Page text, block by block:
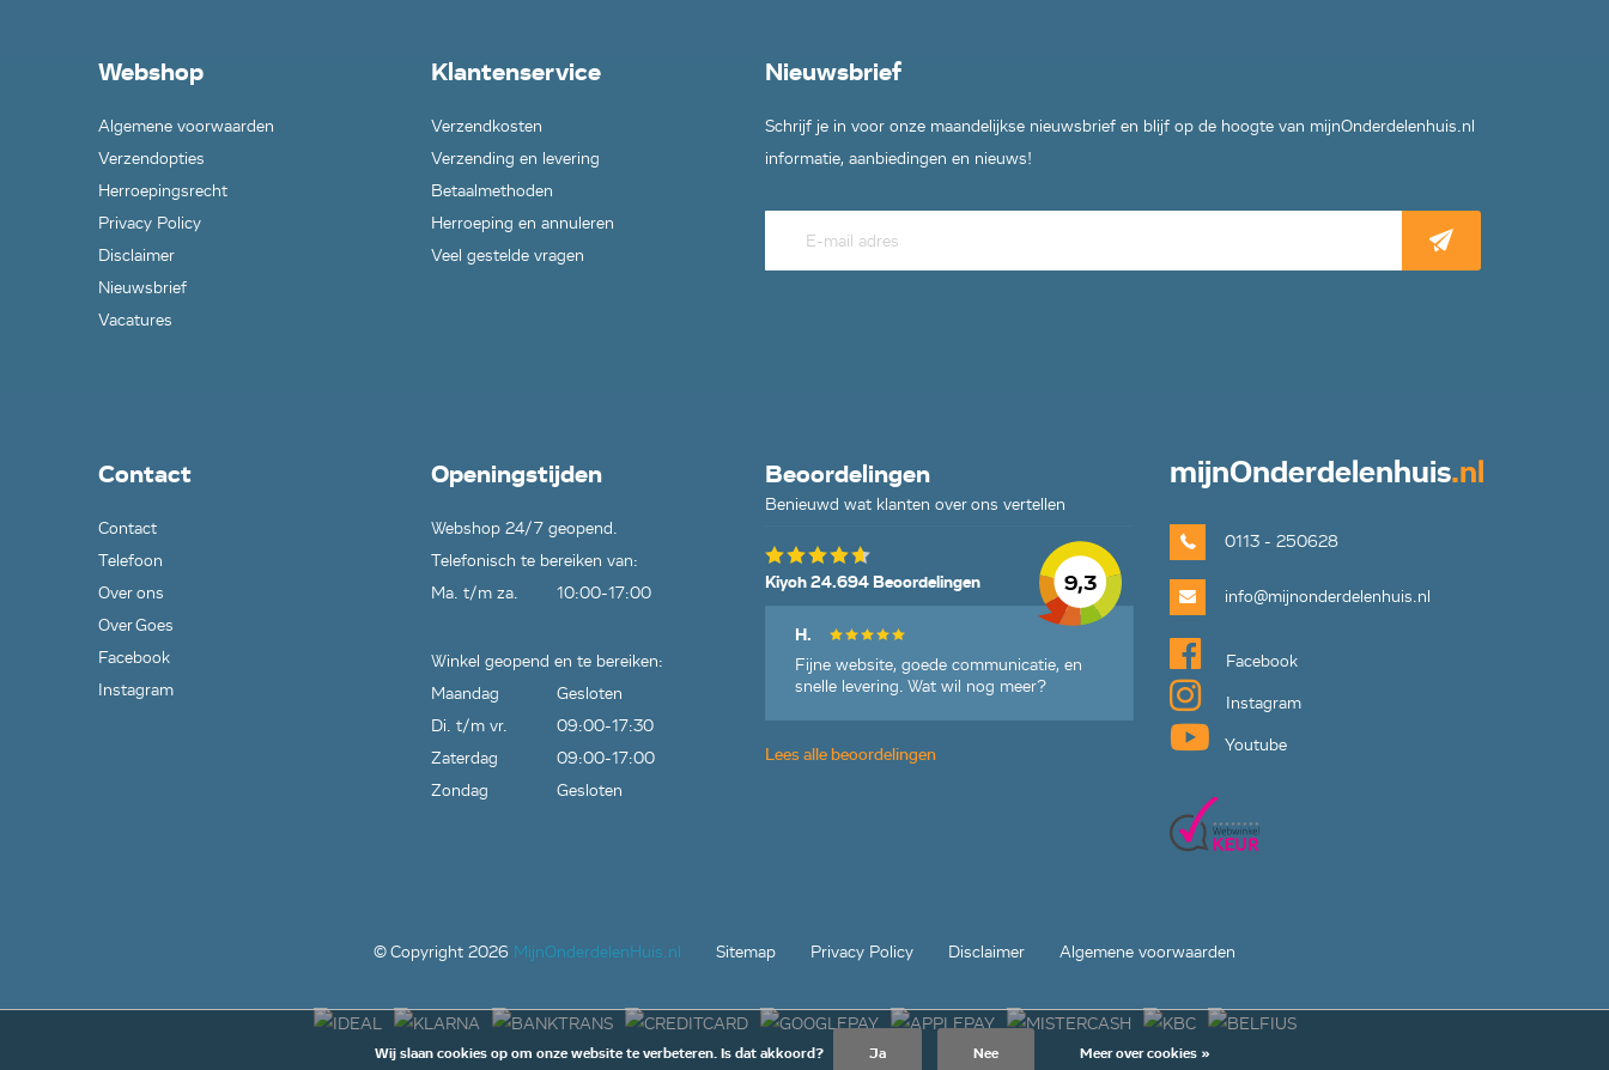
Wij slaan cookies op om onze website te verbeteren. Is dat akkoord? Ja Nee Meer over cookies »
Webshop
Algemene voorwaarden
Verzendopties
Herroepingsrecht
Privacy Policy
Disclaimer
Nieuwsbrief
Vacatures
Klantenservice
Verzendkosten
Verzending en levering
Betaalmethoden
Herroeping en annuleren
Veel gestelde vragen
Nieuwsbrief
Schrijf je in voor onze maandelijkse nieuwsbrief en blijf op de hoogte van mijnOnderdelenhuis.nl
informatie, aanbiedingen en nieuws!
Contact
Contact
Telefoon
Over ons
Over Goes
Facebook
Instagram
Openingstijden
Webshop 24/7 geopend.
Telefonisch te bereiken van:
Ma. t/m za.
10:00-17:00
Winkel geopend en te bereiken:
Maandag
Gesloten
Di. t/m vr.
09:00-17:30
Zaterdag
09:00-17:00
Zondag
Gesloten
Beoordelingen
Benieuwd wat klanten over ons vertellen
9,3
Kiyoh 24.694 Beoordelingen
H.
Fijne website, goede communicatie, en
snelle levering. Wat wil nog meer?
Lees alle beoordelingen
mijnOnderdelenhuis.nl
0113 - 250628
info@mijnonderdelenhuis.nl
Facebook
Instagram
Youtube
© Copyright 2026 MijnOnderdelenHuis.nl Sitemap Privacy Policy Disclaimer Algemene voorwaarden